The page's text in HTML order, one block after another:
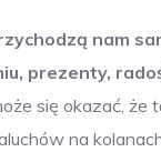
nam
prezenty,
się okazać, że
na